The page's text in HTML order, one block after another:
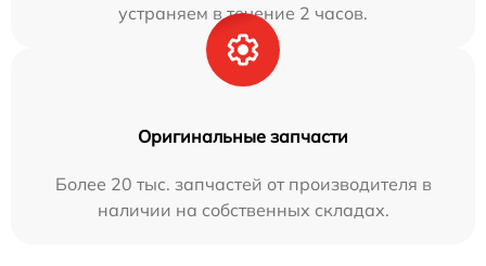
устраняем в течение 2 часов.
Оригинальные запчасти
Более 20 тыс. запчастей от производителя в
наличии на собственных складах.